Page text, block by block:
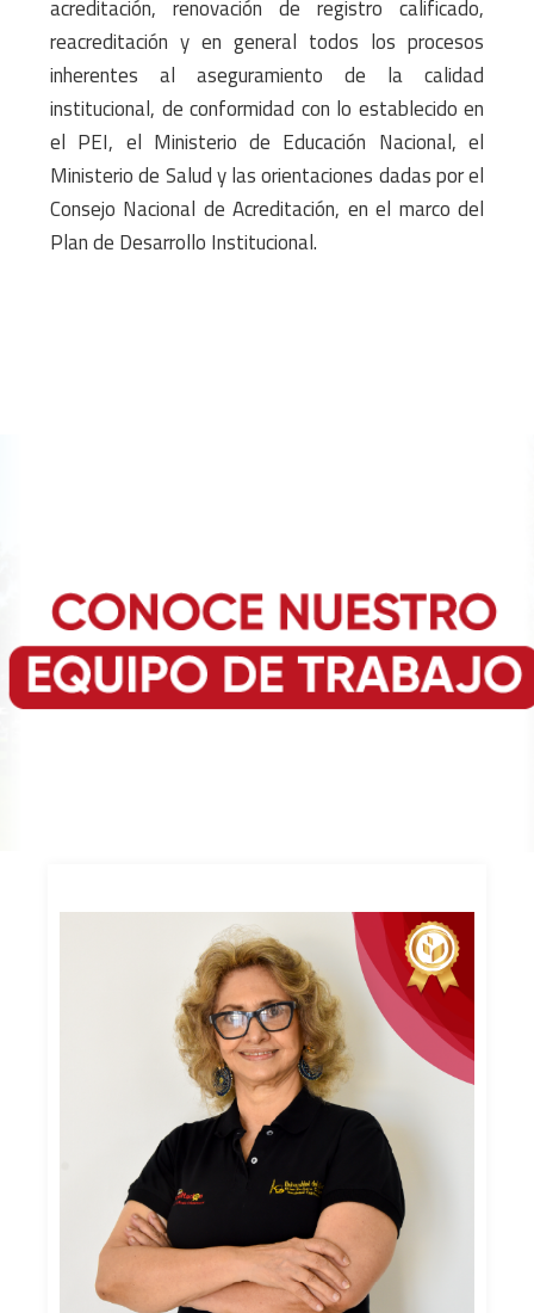
acreditación, renovación de registro calificado,
reacreditación y en general todos los procesos
inherentes al aseguramiento de la calidad
institucional, de conformidad con lo establecido en
el PEI, el Ministerio de Educación Nacional, el
Ministerio de Salud y las orientaciones dadas por el
Consejo Nacional de Acreditación, en el marco del
Plan de Desarrollo Institucional.